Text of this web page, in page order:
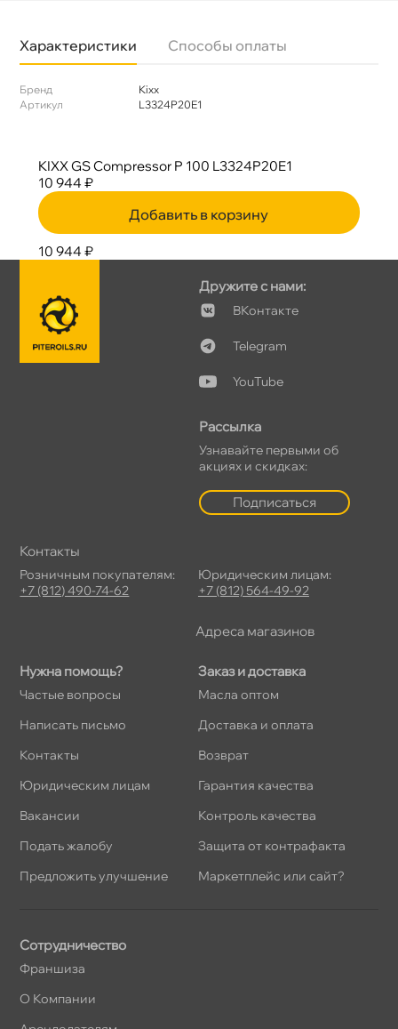
Характеристики Способы оплаты
Бренд
Kixx
Артикул
L3324P20E1
KIXX GS Compressor P 100 L3324P20E1
10 944 ₽
Добавить в корзину
10 944 ₽
Нужна помощь?
Частые вопросы
Написать письмо
Контакты
Юридическим лицам
акансии
Подать жалобу
Предложить улучшение
Заказ и доставка
Масла оптом
Доставка и оплата
озврат
Гарантия качества
Контроль качества
Защита от контрафакта
Маркетплейс или сайт?
Дружите с нами:
Контакте
Telegram
YouTube
Рассылка
Узнавайте первыми о
акциях и скидках:
Подписаться
Сотрудничество
Франшиза
О Компании
Контакты
Розничным покупателям:
+7 (812) 490-74-62
Юридическим лицам:
+7 (812) 564-49-92
Адреса магазино